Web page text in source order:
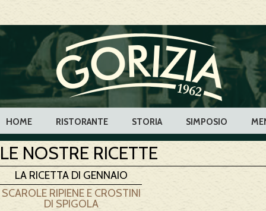
HOME RISTORANTE STORIA SIMPOSIO
LE NOSTRE RICETTE
LA RICETTA DI GENNAIO
SCAROLE RIPIENE E CROSTINI
DI SPIGOLA